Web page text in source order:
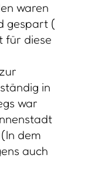
waren
gespart (
für diese
in
war
dem
auch